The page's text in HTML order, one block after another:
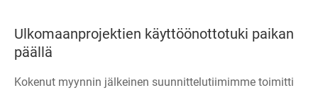
Ulkomaanprojektien käyttöönottotuki paikan
päällä
Kokenut myynnin jälkeinen suunnittelutiimimme toimitti